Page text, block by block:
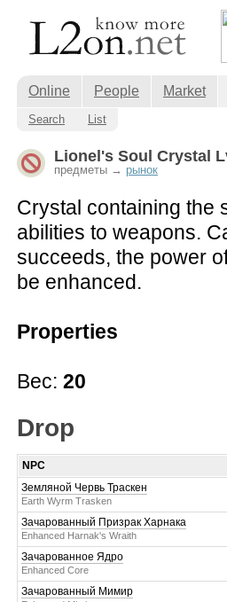
Online People Market
Search List
Lionel's Soul Crystal
предметы → рынок
Crystal containing the
abilities to weapons.
succeeds, the power
be enhanced.
Properties
Вес: 20
Drop
NPC
Земляной Червь Траскен
Earth Wyrm Trasken
Зачарованный Призрак Харнака
Enhanced Harnak's Wraith
Зачарованное Ядро
Enhanced Core
Зачарованный Мимир